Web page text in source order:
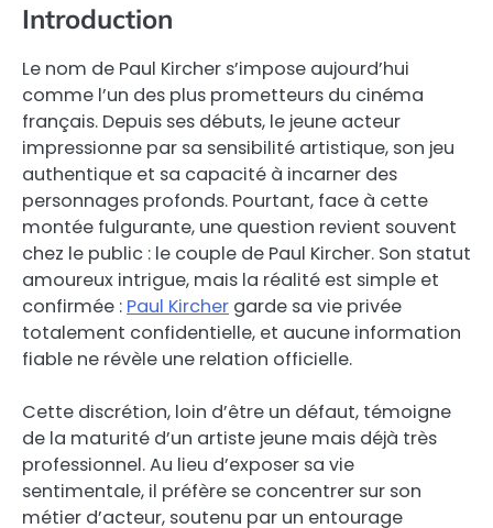
Introduction
Le nom de Paul Kircher s’impose aujourd’hui
comme l’un des plus prometteurs du cinéma
français. Depuis ses débuts, le jeune acteur
impressionne par sa sensibilité artistique, son jeu
authentique et sa capacité à incarner des
personnages profonds. Pourtant, face à cette
montée fulgurante, une question revient souvent
chez le public : le couple de Paul Kircher. Son statut
amoureux intrigue, mais la réalité est simple et
confirmée : Paul Kircher garde sa vie privée
totalement confidentielle, et aucune information
fiable ne révèle une relation officielle.
Cette discrétion, loin d’être un défaut, témoigne
de la maturité d’un artiste jeune mais déjà très
professionnel. Au lieu d’exposer sa vie
sentimentale, il préfère se concentrer sur son
métier d’acteur, soutenu par un entourage